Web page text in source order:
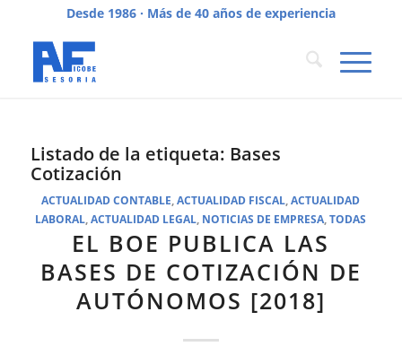
Desde 1986 · Más de 40 años de experiencia
Listado de la etiqueta: Bases
Cotización
ACTUALIDAD CONTABLE ,ACTUALIDAD FISCAL ,ACTUALIDAD
LABORAL ,ACTUALIDAD LEGAL NOTICIAS DE EMPRESA ,TODAS
EL BOE PUBLICA LAS
BASES DE COTIZACIÓN DE
AUTÓNOMOS [2018]